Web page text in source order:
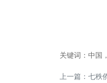
关键词：中国
上一篇： 七秩